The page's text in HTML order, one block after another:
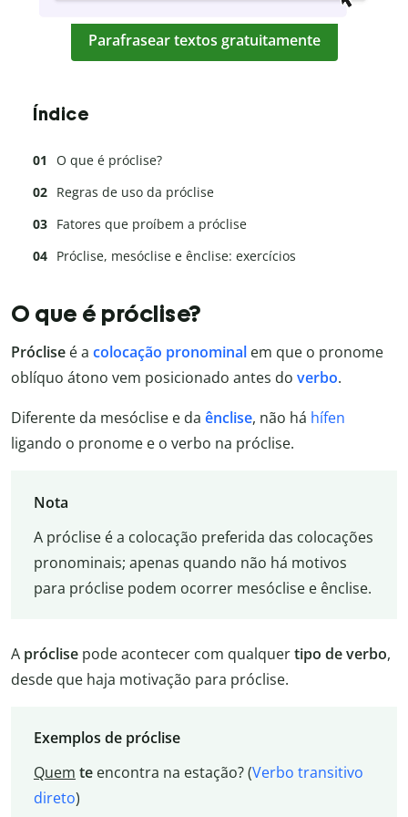
Parafrasear textos gratuitamente
Índice
O que é próclise?
Regras de uso da próclise
Fatores que proíbem a próclise
Próclise, mesóclise e ênclise: exercícios
O que é próclise?
Próclise é a colocação pronominal em que o pronome
oblíquo átono vem posicionado antes do verbo.
Diferente da mesóclise e da ênclise, não há hífen
ligando o pronome e o verbo na próclise.
Nota
A próclise é a colocação preferida das colocações
pronominais; apenas quando não há motivos
para próclise podem ocorrer mesóclise e ênclise.
A próclise pode acontecer com qualquertipo de verbo,
desde que haja motivação para próclise.
Exemplos de próclise
Quem te encontra na estação? (Verbo transitivo
direto)